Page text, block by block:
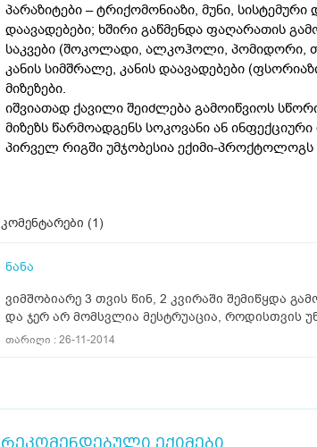
პარაზიტები – ტრიქომონიაზი, მუნი,
დაავადებები; ხშირი გაწმენდა ფაღარათის
საკვები (შოკოლადი, ალკოჰოლი, პომიდორი,
კანის სიმშრალე, კანის დაავადებები
მიზეზები.
იშვიათად ქავილი შეიძლება გამოიწვიოს
მიზეზს წარმოადგენს სოკოვანი ან ინფექციური
პირველ რიგში უმჯობესია ექიმი-
კომენტარები (1)
ნანა
ვიმშობიარე 3 თვის წინ, 2 კვირაში შემიწყდა
და ჯერ არ მომსვლია მესტრუაცია, როდისთვის
თარიღი : 26-11-2014
რეკომენდებული ექიმები